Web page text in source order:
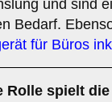
und sind
Bedarf.
für Büros
Rolle spielt